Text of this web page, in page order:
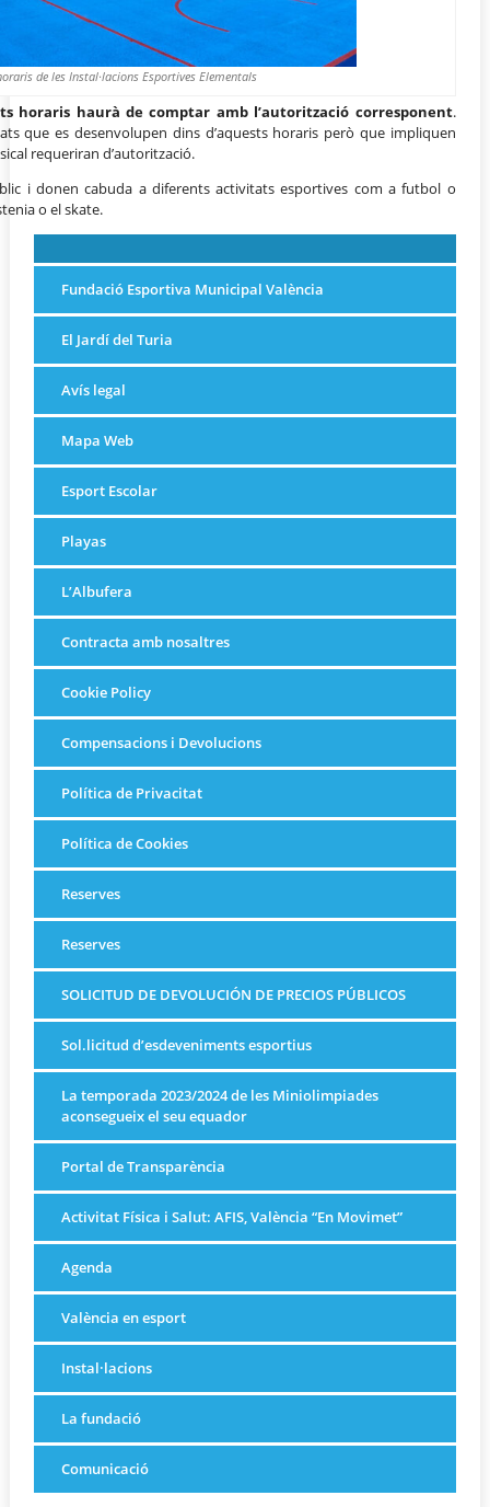
de les Instal·lacions Esportives Elementals
horaris haurà de comptar amb l’autorització corresponent.
que es desenvolupen dins d’aquests horaris però que impliquen
requeriran d’autorització.
i donen cabuda a diferents activitats esportives com a futbol o
o el skate.
Fundació Esportiva Municipal València
El Jardí del Turia
Avís legal
Mapa Web
Esport Escolar
Playas
L’Albufera
Contracta amb nosaltres
Cookie Policy
Compensacions i Devolucions
Política de Privacitat
Política de Cookies
Reserves
Reserves
SOLICITUD DE DEVOLUCIÓN DE PRECIOS PÚBLICOS
Sol.licitud d’esdeveniments esportius
La temporada 2023/2024 de les Miniolimpiades
aconsegueix el seu equador
Portal de Transparència
Activitat Física i Salut: AFIS, València “En Movimet”
Agenda
València en esport
Instal·lacions
La fundació
Comunicació